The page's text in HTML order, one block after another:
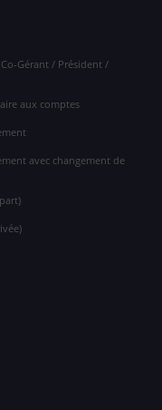
Gérant / Président /
aux comptes
avec changement de